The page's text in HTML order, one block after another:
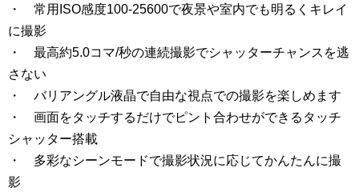
・ 常用ISO感度100-25600で夜景や室内でも明るくキレイ
に撮影
・ 最高約5.0コマ/秒の連続撮影でシャッターチャンスを逃
さない
・ バリアングル液晶で自由な視点での撮影を楽しめます
・ 画面をタッチするだけでピント合わせができるタッチ
シャッター搭載
・ 多彩なシーンモードで撮影状況に応じてかんたんに撮
影